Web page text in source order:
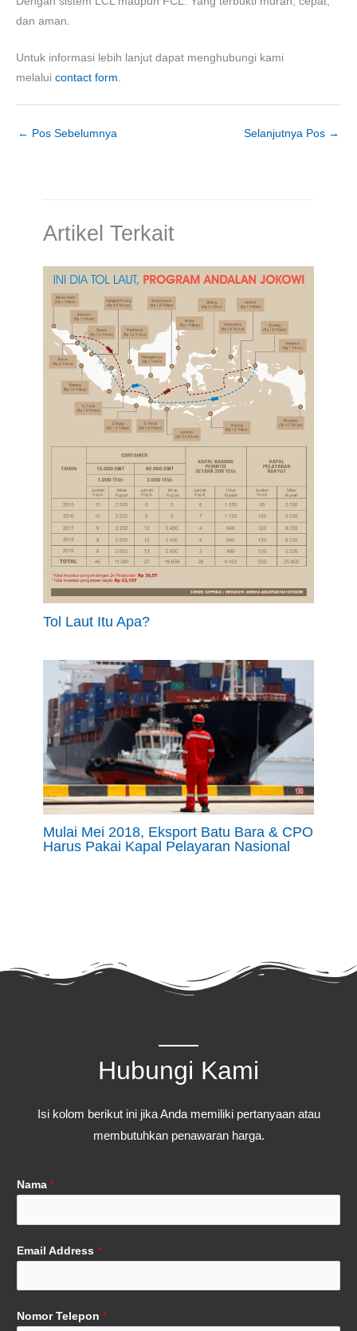
dan aman.
Untuk informasi lebih lanjut dapat menghubungi kami
melalui contact form.
← Pos Sebelumnya Selanjutnya Pos →
Artikel Terkait
Tol Laut Itu Apa?
Mulai Mei 2018, Eksport Batu Bara & CPO
Harus Pakai Kapal Pelayaran Nasional
Hubungi Kami
Isi kolom berikut ini jika Anda memiliki pertanyaan atau
membutuhkan penawaran harga.
Nama *
Email Address *
Nomor Telepon *